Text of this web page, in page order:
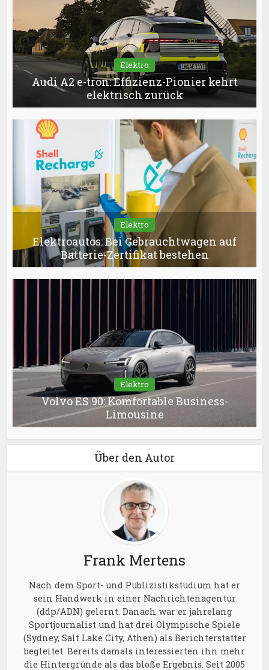
Elektro
Audi A2 e-tron: Effizienz-Pionier kehrt
elektrisch zurück
Elektro
Elektroautos: Bei Gebrauchtwagen auf
Batterie-Zertifikat bestehen
Elektro
Volvo ES 90: Komfortable Business-
Limousine
Über den Autor
Frank Mertens
Nach dem Sport- und Publizistikstudium hat er
sein Handwerk in einer Nachrichtenagentur
(ddp/ADN) gelernt. Danach war er jahrelang
Sportjournalist und hat drei Olympische Spiele
(Sydney, Salt Lake City, Athen) als Berichterstatter
begleitet. Bereits damals interessierten ihn mehr
die Hintergründe als das bloße Ergebnis. Seit 2005